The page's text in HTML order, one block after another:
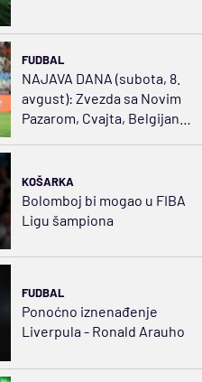
FUDBAL
NAJAVA DANA (subota, 8.
avgust): Zvezda sa Novim
Pazarom, Cvajta, Belgijanci
KOŠARKA
Bolomboj bi mogao u FIBA
Ligu šampiona
FUDBAL
Ponoćno iznenađenje
Liverpula - Ronald Arauho